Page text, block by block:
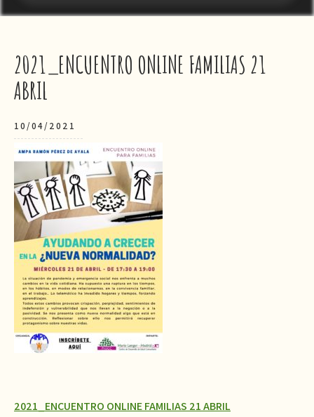
2021_ENCUENTRO ONLINE FAMILIAS 21
ABRIL
10/04/2021
Navegación
2021_ENCUENTRO ONLINE FAMILIAS 21 ABRIL